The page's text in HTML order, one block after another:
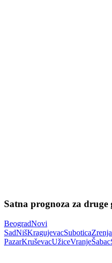
Satna prognoza za druge
BeogradNovi
SadNišKragujevacSubotica
PazarKruševacUžiceVranjeŠabac